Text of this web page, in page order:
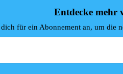
Entdecke mehr
für ein Abonnement an, um die